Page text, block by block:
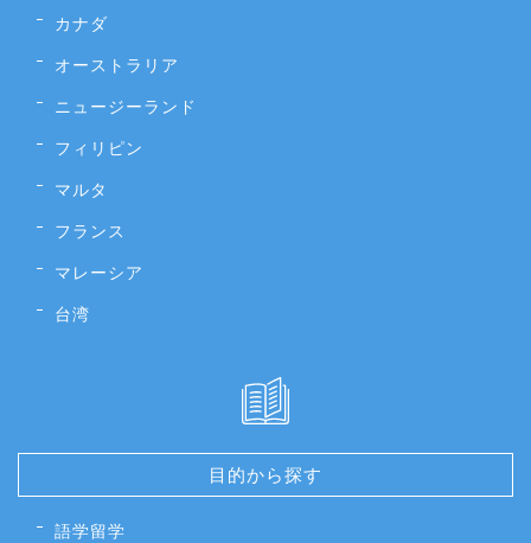
カナダ
オーストラリア
ニュージーランド
フィリピン
マルタ
フランス
マレーシア
台湾
目的から探す
語学留学